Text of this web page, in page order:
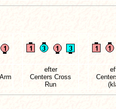
efter
Centers Cross
Run